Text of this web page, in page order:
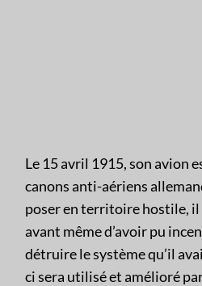
Le 15 avril 1915, son avion
canons anti-aériens
poser en territoire hostile,
avant même d’avoir pu
détruire le système qu’il
ci sera utilisé et amélioré